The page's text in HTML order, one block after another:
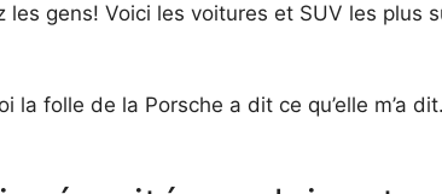
les gens! Voici les voitures et SUV les plus
la folle de la Porsche a dit ce qu’elle m’a